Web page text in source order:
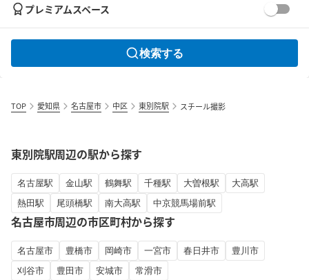
プレミアムスペース
検索する
TOP 愛知県 名古屋市 中区 東別院駅 スチール撮影
東別院駅周辺の駅から探す
名古屋駅 金山駅 鶴舞駅 千種駅 大曽根駅
大高駅
熱田駅
尾頭橋駅 南大高駅 中京競馬場前駅
名古屋市周辺の市区町村から探す
名古屋市 豊橋市 岡崎市 一宮市 春日井市
豊川市
刈谷市
豊田市 安城市 常滑市